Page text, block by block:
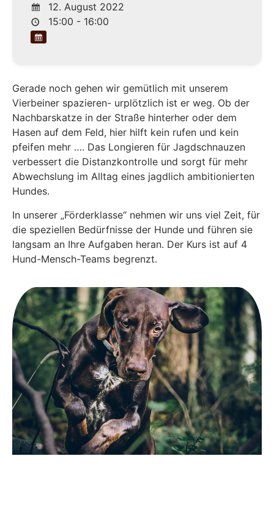
12. August 2022
15:00 - 16:00
Gerade noch gehen wir gemütlich mit unserem
Vierbeiner spazieren- urplötzlich ist er weg. Ob der
Nachbarskatze in der Straße hinterher oder dem
Hasen auf dem Feld, hier hilft kein rufen und kein
pfeifen mehr …. Das Longieren für Jagdschnauzen
verbessert die Distanzkontrolle und sorgt für mehr
Abwechslung im Alltag eines jagdlich ambitionierten
Hundes.
In unserer „Förderklasse“ nehmen wir uns viel Zeit, für
die speziellen Bedürfnisse der Hunde und führen sie
langsam an Ihre Aufgaben heran. Der Kurs ist auf 4
Hund-Mensch-Teams begrenzt.